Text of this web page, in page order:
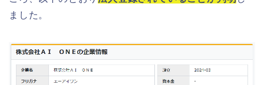
ました。